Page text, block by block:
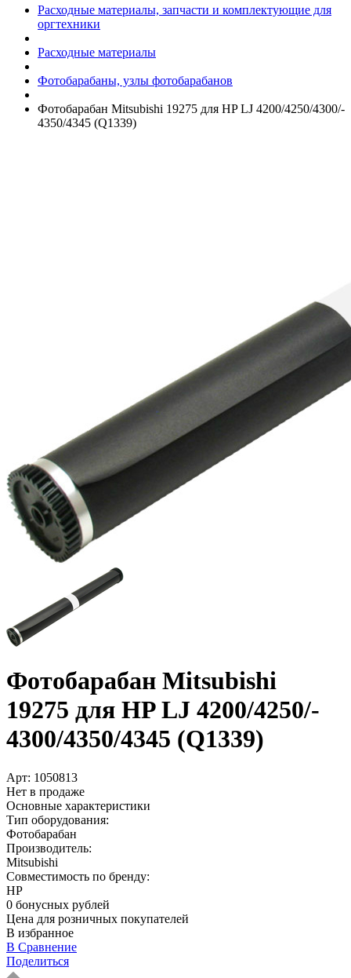
Расходные материалы, запчасти и комплектующие для
оргтехники
Расходные материалы
Фотобарабаны, узлы фотобарабанов
Фотобарабан Mitsubishi 19275 для HP LJ 4200/­4250/­4300/­
4350/­4345 (Q1339)
Фотобарабан Mitsubishi
19275 для HP LJ 4200/­4250/­
4300/­4350/­4345 (Q1339)
Арт: 1050813
Нет в продаже
Основные характеристики
Тип оборудования:
Фотобарабан
Производитель:
Mitsubishi
Совместимость по бренду:
HP
0 бонусных рублей
Цена для розничных покупателей
В избранное
В Сравнение
Поделиться